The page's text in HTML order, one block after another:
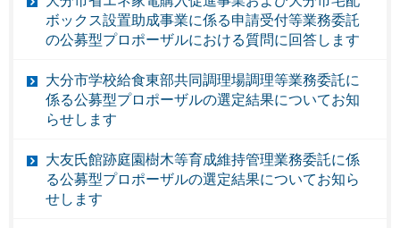
ボックス設置助成事業に係る申請受付等業務委託
の公募型プロポーザルにおける質問に回答します
大分市学校給食東部共同調理場調理等業務委託に
係る公募型プロポーザルの選定結果についてお知
らせします
大友氏館跡庭園樹木等育成維持管理業務委託に係
る公募型プロポーザルの選定結果についてお知ら
せします